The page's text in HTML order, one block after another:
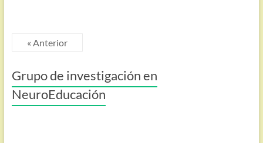
« Anterior
Grupo de investigación en
NeuroEducación